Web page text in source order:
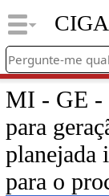
MI - GE -
para
planejada
para o